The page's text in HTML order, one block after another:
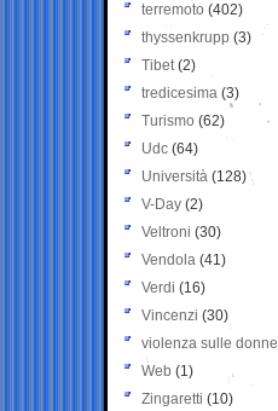
terremoto (402)
thyssenkrupp (3)
Tibet(2)
tredicesima (3)
Turismo (62)
Udc (64)
Università (128)
V-Day (2)
Veltroni (30)
Vendola (41)
Verdi (16)
Vincenzi (30)
violenza sulle donne
Web (1)
Zingaretti (10)